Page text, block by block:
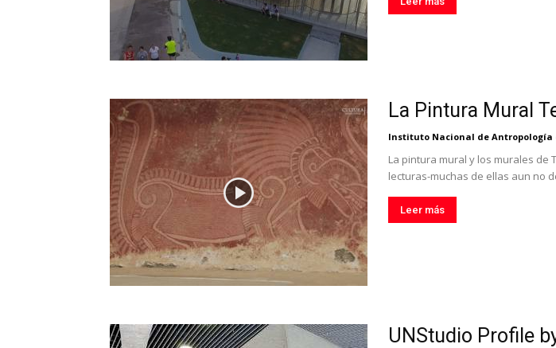
La Pintura Mural
Instituto Nacional de Antropología
La pintura mural y los murales de
lecturas-muchas de ellas aun no
Leer más
UNStudio Profile